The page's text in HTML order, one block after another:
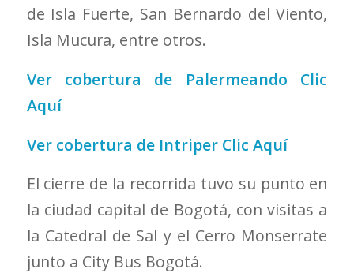
de Isla Fuerte, San Bernardo del Viento,
Isla Mucura, entre otros.
Ver cobertura de Palermeando Clic
Aquí
Ver cobertura de Intriper Clic Aquí
El cierre de la recorrida tuvo su punto en
la ciudad capital de Bogotá, con visitas a
la Catedral de Sal y el Cerro Monserrate
junto a City Bus Bogotá.